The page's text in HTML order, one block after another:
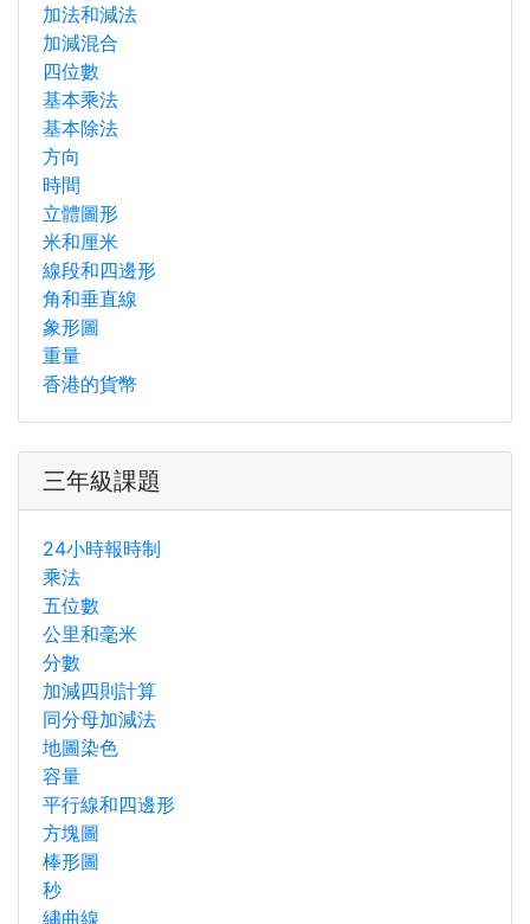
加法和減法
加減混合
四位數
基本乘法
基本除法
方向
時間
立體圖形
米和厘米
線段和四邊形
角和垂直線
象形圖
重量
香港的貨幣
三年級課題
24小時報時制
乘法
五位數
公里和毫米
分數
加減四則計算
同分母加減法
地圖染色
容量
平行線和四邊形
方塊圖
棒形圖
秒
繡曲線